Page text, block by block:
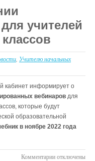
школ
проекта
“Цифровая
среда”
по
использованию
ЭСО
учителей
Учителю начальных
кабинет информирует о
вебинаров для
которые будут
образовательной
в ноябре 2022 года
Комментариикотключены